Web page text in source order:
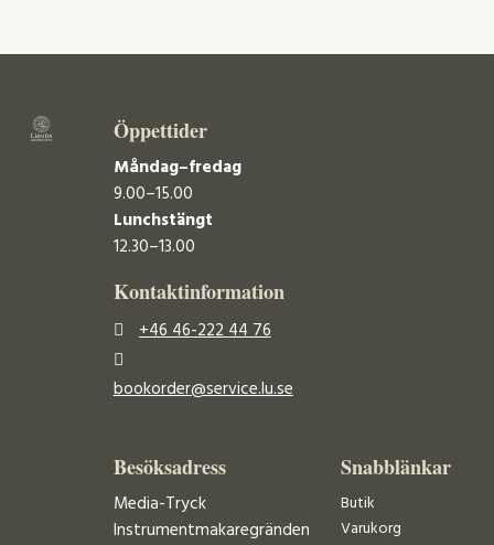
Öppettider
Måndag–fredag
9.00–15.00
Lunchstängt
12.30–13.00
Kontaktinformation
+46 46-222 44 76
bookorder@service.lu.se
Besöksadress
Media-Tryck
Instrumentmakaregränden
Snabblänkar
Butik
Varukorg